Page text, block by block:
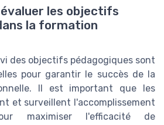
les objectifs
la formation
des objectifs pédagogiques sont
pour garantir le succès de la
Il est important que les
et surveillent l'accomplissement
maximiser l'efficacité de